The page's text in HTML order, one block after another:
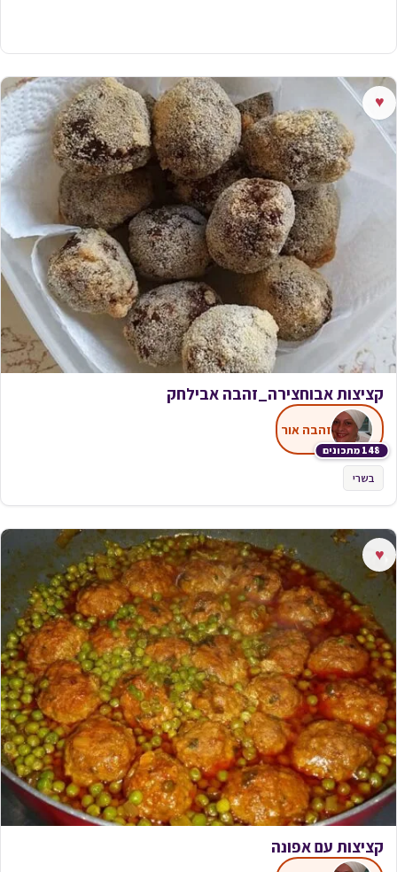
♥
קציצות אבוחצירה_זהבה אבילחק
148 מתכונים
זהבה אור
בשרי
♥
קציצות עם אפונה